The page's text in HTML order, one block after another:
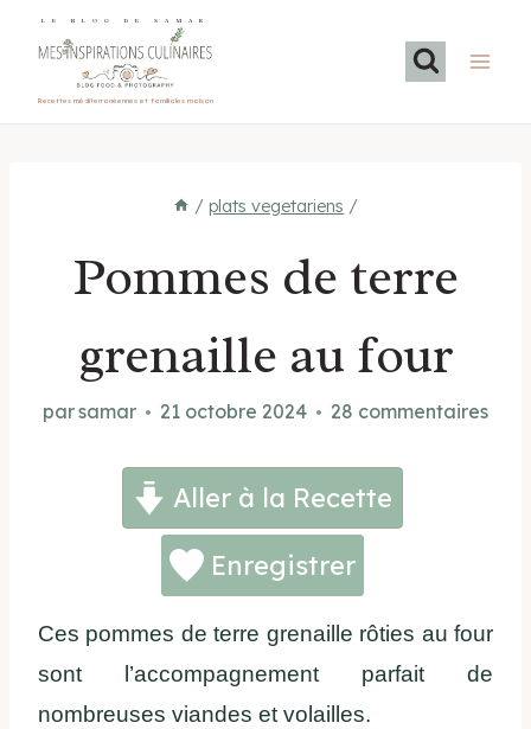
LE BLOG DE SAMAR
Recettes méditerranéennes et familiales maison
/ plats vegetariens /
Pommes de terre
grenaille au four
parsamar 21 octobre 2024 28 commentaires
Aller à la Recette
Enregistrer
Ces pommes de terre grenaille rôties au four
sont l’accompagnement parfait de
nombreuses viandes et volailles.